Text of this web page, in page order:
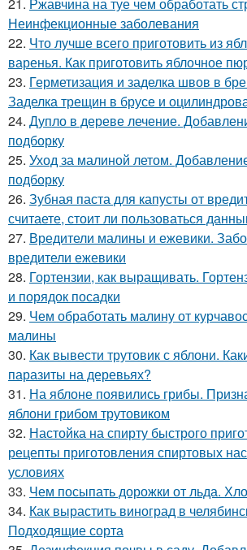
Неинфекционные заболевания
22. Что лучше всего приготовить из
варенья. Как приготовить яблочное
23. Герметизация и заделка швов в
Заделка трещин в брусе и
24. Дупло в дереве лечение.
подборку
25. Уход за малиной летом.
подборку
26. Зубная паста для капусты от
считаете, стоит ли пользоваться
27. Вредители малины и ежевики.
вредители ежевики
28. Гортензии, как выращивать.
и порядок посадки
29. Чем обработать малину от
малины
30. Как вывести трутовик с яблони.
паразиты на деревьях?
31. На яблоне появились грибы.
яблони грибом трутовиком
32. Настойка на спирту быстрого
рецепты приготовления спиртовых
условиях
33. Чем посыпать дорожки от льда.
34. Как вырастить виноград в
Подходящие сорта